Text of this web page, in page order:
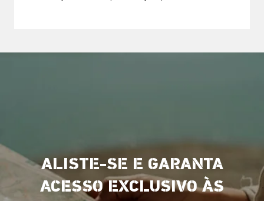
ALISTE-SE E GARANTA
ACESSO EXCLUSIVO ÀS